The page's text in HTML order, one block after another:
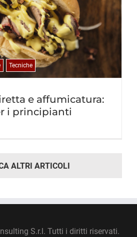
e affumicatura:
i principianti
Tecniche
ALTRI ARTICOLI
S.r.l. Tutti i diritti riservati.